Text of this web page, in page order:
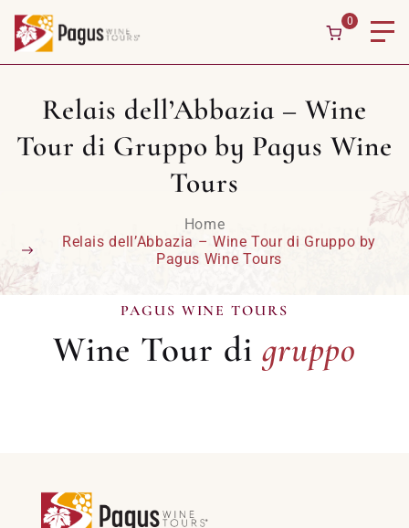
0
Relais dell’Abbazia – Wine
Tour di Gruppo by Pagus Wine
Tours
Home
Relais dell’Abbazia – Wine Tour di Gruppo by
Pagus Wine Tours
PAGUS WINE TOURS
Wine Tour di
gruppo
gruppo